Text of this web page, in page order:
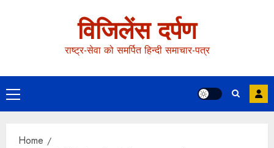
विजिलेंस दर्पण
राष्ट्र-सेवा को समर्पित हिन्दी समाचार-पत्र
Home